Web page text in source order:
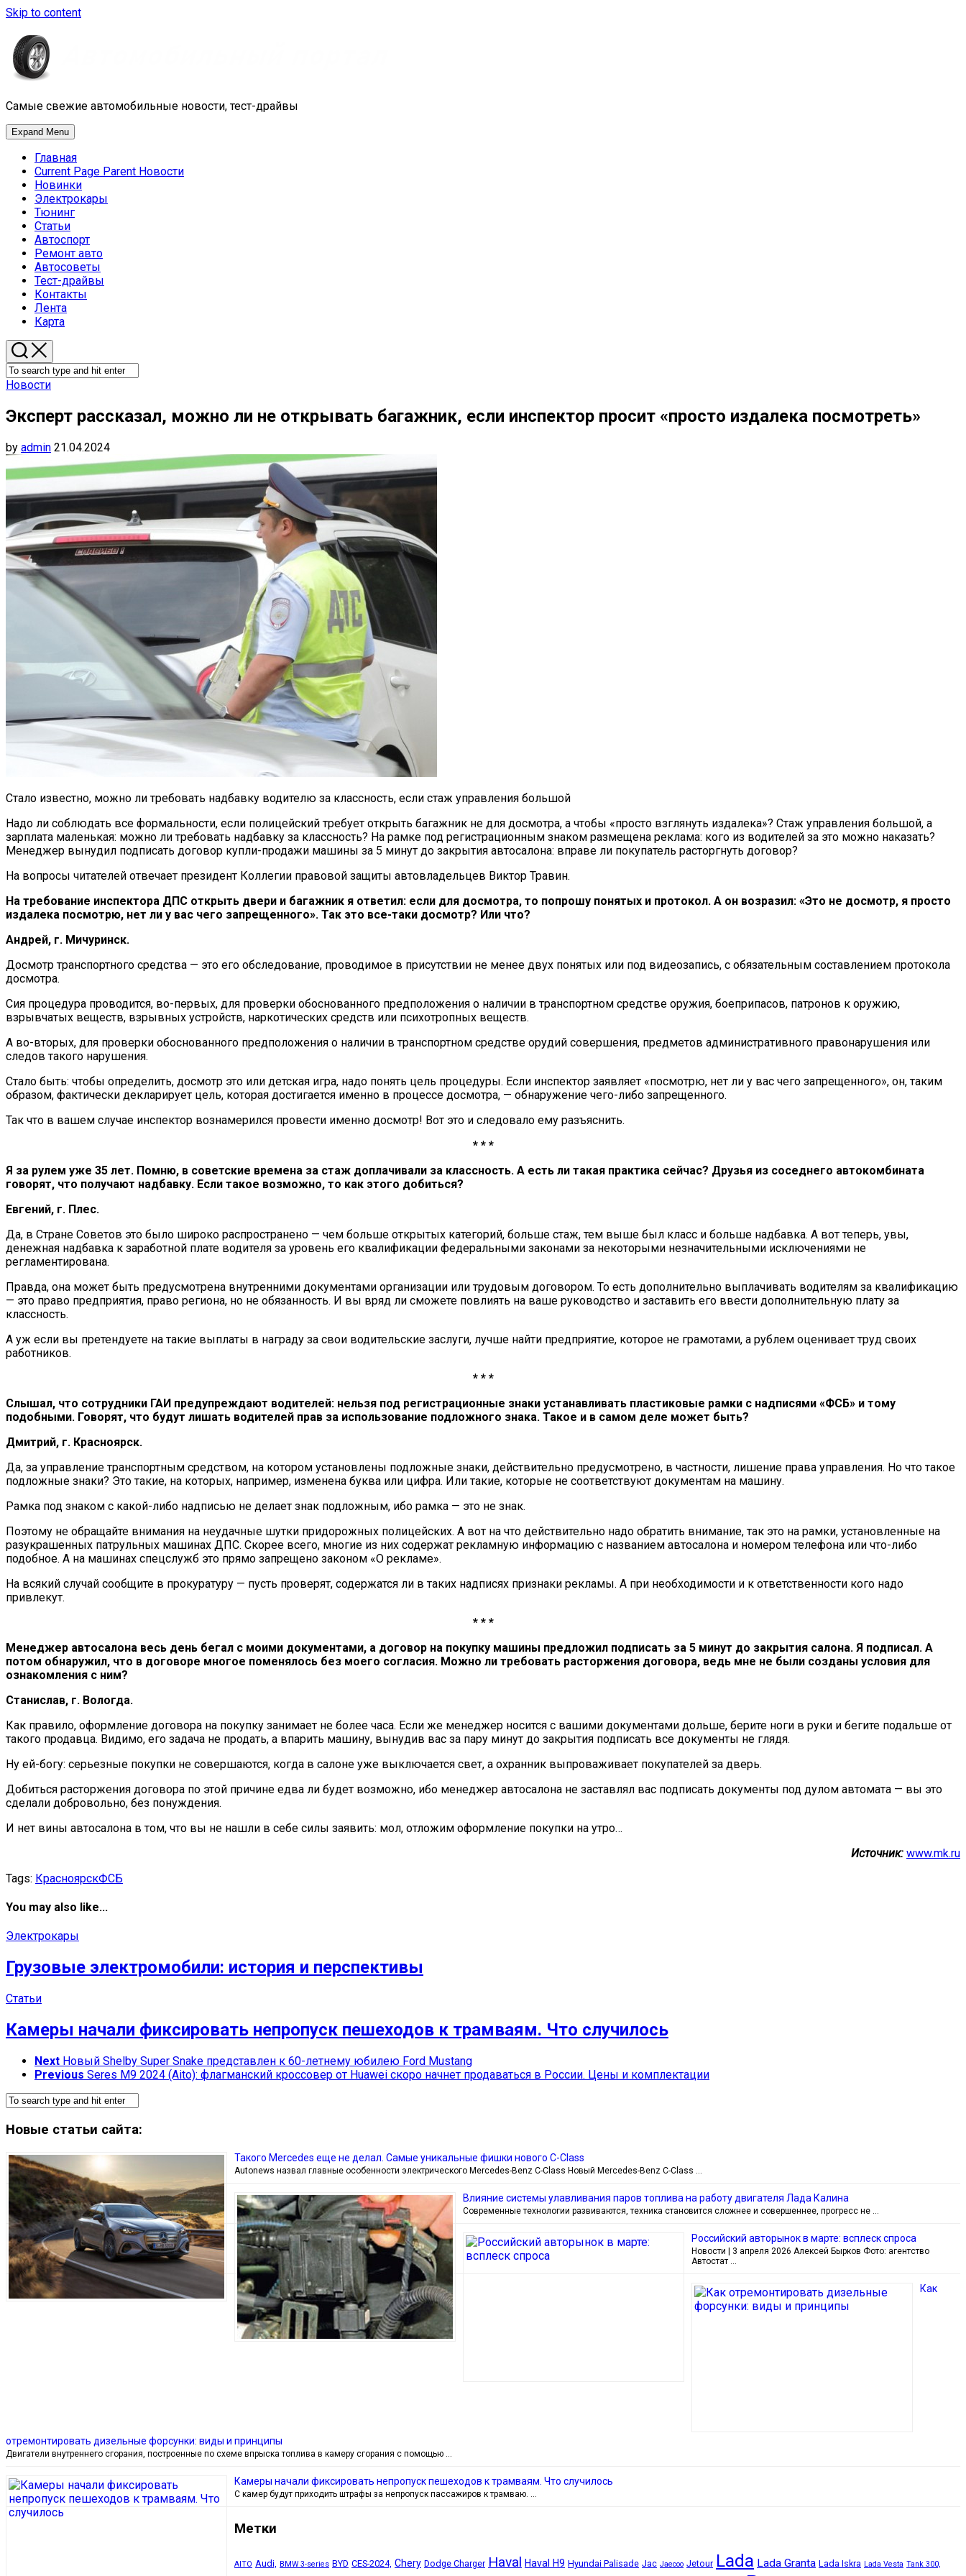
Skip to content
Самые свежие автомобильные новости, тест-драйвы
Expand Menu
Главная
Current Page Parent Новости
Новинки
Электрокары
Тюнинг
Статьи
Автоспорт
Ремонт авто
Автосоветы
Тест-драйвы
Контакты
Лента
Карта
Новости
Эксперт рассказал, можно ли не открывать багажник, если инспектор просит «просто издалека посмотреть»
by admin 21.04.2024
Стало известно, можно ли требовать надбавку водителю за классность, если стаж управления большой
Надо ли соблюдать все формальности, если полицейский требует открыть багажник не для досмотра, а чтобы «просто взглянуть издалека»? Стаж управления большой, а
зарплата маленькая: можно ли требовать надбавку за классность? На рамке под регистрационным знаком размещена реклама: кого из водителей за это можно наказать?
Менеджер вынудил подписать договор купли-продажи машины за 5 минут до закрытия автосалона: вправе ли покупатель расторгнуть договор?
На вопросы читателей отвечает президент Коллегии правовой защиты автовладельцев Виктор Травин.
На требование инспектора ДПС открыть двери и багажник я ответил: если для досмотра, то попрошу понятых и протокол. А он возразил: «Это не досмотр, я просто
издалека посмотрю, нет ли у вас чего запрещенного». Так это все-таки досмотр? Или что?
Андрей, г. Мичуринск.
Досмотр транспортного средства — это его обследование, проводимое в присутствии не менее двух понятых или под видеозапись, с обязательным составлением протокола
досмотра.
Сия процедура проводится, во-первых, для проверки обоснованного предположения о наличии в транспортном средстве оружия, боеприпасов, патронов к оружию,
взрывчатых веществ, взрывных устройств, наркотических средств или психотропных веществ.
А во-вторых, для проверки обоснованного предположения о наличии в транспортном средстве орудий совершения, предметов административного правонарушения или
следов такого нарушения.
Стало быть: чтобы определить, досмотр это или детская игра, надо понять цель процедуры. Если инспектор заявляет «посмотрю, нет ли у вас чего запрещенного», он, таким
образом, фактически декларирует цель, которая достигается именно в процессе досмотра, — обнаружение чего-либо запрещенного.
Так что в вашем случае инспектор вознамерился провести именно досмотр! Вот это и следовало ему разъяснить.
* * *
Я за рулем уже 35 лет. Помню, в советские времена за стаж доплачивали за классность. А есть ли такая практика сейчас? Друзья из соседнего автокомбината
говорят, что получают надбавку. Если такое возможно, то как этого добиться?
Евгений, г. Плес.
Да, в Стране Советов это было широко распространено — чем больше открытых категорий, больше стаж, тем выше был класс и больше надбавка. А вот теперь, увы,
денежная надбавка к заработной плате водителя за уровень его квалификации федеральными законами за некоторыми незначительными исключениями не
регламентирована.
Правда, она может быть предусмотрена внутренними документами организации или трудовым договором. То есть дополнительно выплачивать водителям за квалификацию
— это право предприятия, право региона, но не обязанность. И вы вряд ли сможете повлиять на ваше руководство и заставить его ввести дополнительную плату за
классность.
А уж если вы претендуете на такие выплаты в награду за свои водительские заслуги, лучше найти предприятие, которое не грамотами, а рублем оценивает труд своих
работников.
* * *
Слышал, что сотрудники ГАИ предупреждают водителей: нельзя под регистрационные знаки устанавливать пластиковые рамки с надписями «ФСБ» и тому
подобными. Говорят, что будут лишать водителей прав за использование подложного знака. Такое и в самом деле может быть?
Дмитрий, г. Красноярск.
Да, за управление транспортным средством, на котором установлены подложные знаки, действительно предусмотрено, в частности, лишение права управления. Но что такое
подложные знаки? Это такие, на которых, например, изменена буква или цифра. Или такие, которые не соответствуют документам на машину.
Рамка под знаком с какой-либо надписью не делает знак подложным, ибо рамка — это не знак.
Поэтому не обращайте внимания на неудачные шутки придорожных полицейских. А вот на что действительно надо обратить внимание, так это на рамки, установленные на
разукрашенных патрульных машинах ДПС. Скорее всего, многие из них содержат рекламную информацию с названием автосалона и номером телефона или что-либо
подобное. А на машинах спецслужб это прямо запрещено законом «О рекламе».
На всякий случай сообщите в прокуратуру — пусть проверят, содержатся ли в таких надписях признаки рекламы. А при необходимости и к ответственности кого надо
привлекут.
* * *
Менеджер автосалона весь день бегал с моими документами, а договор на покупку машины предложил подписать за 5 минут до закрытия салона. Я подписал. А
потом обнаружил, что в договоре многое поменялось без моего согласия. Можно ли требовать расторжения договора, ведь мне не были созданы условия для
ознакомления с ним?
Станислав, г. Вологда.
Как правило, оформление договора на покупку занимает не более часа. Если же менеджер носится с вашими документами дольше, берите ноги в руки и бегите подальше от
такого продавца. Видимо, его задача не продать, а впарить машину, вынудив вас за пару минут до закрытия подписать все документы не глядя.
Ну ей-богу: серьезные покупки не совершаются, когда в салоне уже выключается свет, а охранник выпроваживает покупателей за дверь.
Добиться расторжения договора по этой причине едва ли будет возможно, ибо менеджер автосалона не заставлял вас подписать документы под дулом автомата — вы это
сделали добровольно, без понуждения.
И нет вины автосалона в том, что вы не нашли в себе силы заявить: мол, отложим оформление покупки на утро…
Источник: www.mk.ru
Tags: КрасноярскФСБ
You may also like...
Электрокары
Грузовые электромобили: история и перспективы
Статьи
Камеры начали фиксировать непропуск пешеходов к трамваям. Что случилось
Next Новый Shelby Super Snake представлен к 60-летнему юбилею Ford Mustang
Previous Seres M9 2024 (Aito): флагманский кроссовер от Huawei скоро начнет продаваться в России. Цены и комплектации
Новые статьи сайта:
Такого Mercedes еще не делал. Самые уникальные фишки нового С-Class
Autonews назвал главные особенности электрического Mercedes-Benz C-Class Новый Mercedes-Benz C-Class …
Влияние системы улавливания паров топлива на работу двигателя Лада Калина
Современные технологии развиваются, техника становится сложнее и совершеннее, прогресс не …
Российский авторынок в марте: всплеск спроса
Новости | 3 апреля 2026 Алексей Бырков Фото: агентство
Автостат …
Как
отремонтировать дизельные форсунки: виды и принципы
Двигатели внутреннего сгорания, построенные по схеме впрыска топлива в камеру сгорания с помощью …
Камеры начали фиксировать непропуск пешеходов к трамваям. Что случилось
С камер будут приходить штрафы за непропуск пассажиров к трамваю. …
Метки
AITO Audi, BMW 3-series BYD CES-2024, Chery Dodge Charger Haval Haval H9 Hyundai Palisade Jac Jaecoo Jetour Lada Lada Granta Lada Iskra Lada Vesta Tank 300,